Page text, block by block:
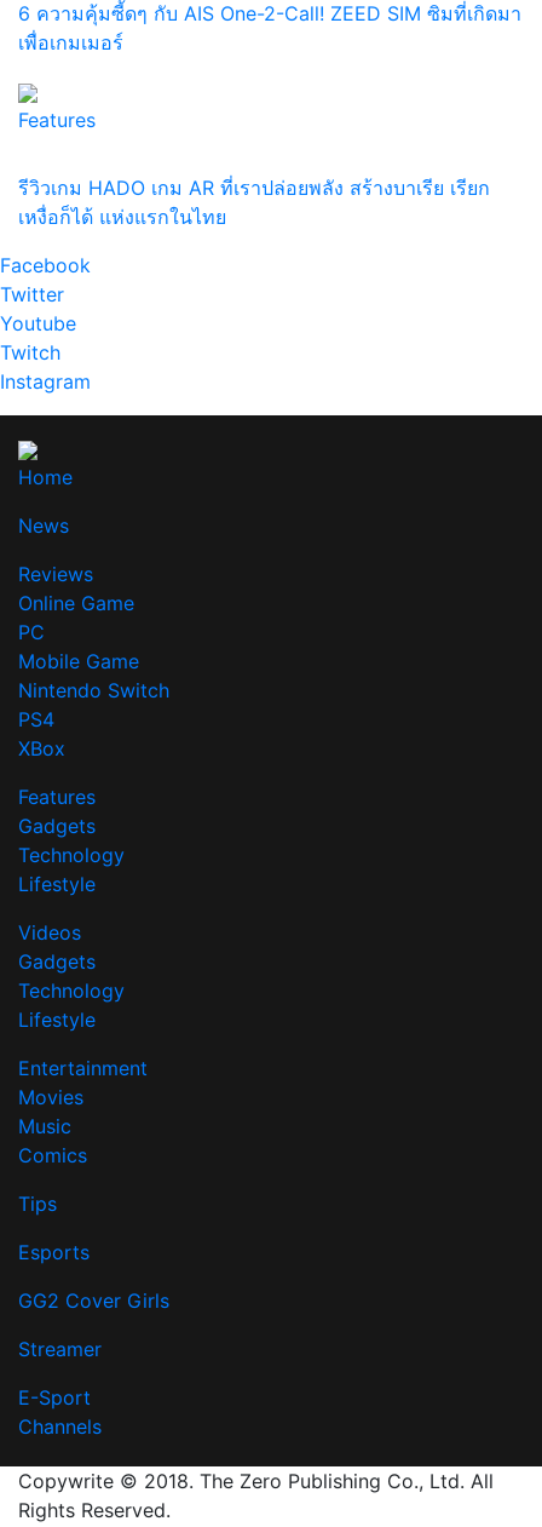
6 ความคุ้มซี้ดๆ กับ AIS One-2-Call! ZEED SIM ซิมที่เกิดมา
เพื่อเกมเมอร์
Features
รีวิวเกม HADO เกม AR ที่เราปล่อยพลัง สร้างบาเรีย เรียก
เหงื่อก็ได้ แห่งแรกในไทย
Facebook
Twitter
Youtube
Twitch
Instagram
Home
News
Reviews
Online Game
PC
Mobile Game
Nintendo Switch
PS4
XBox
Features
Gadgets
Technology
Lifestyle
Videos
Gadgets
Technology
Lifestyle
Entertainment
Movies
Music
Comics
Tips
Esports
GG2 Cover Girls
Streamer
E-Sport
Channels
Copywrite © 2018. The Zero Publishing Co., Ltd. All
Rights Reserved.